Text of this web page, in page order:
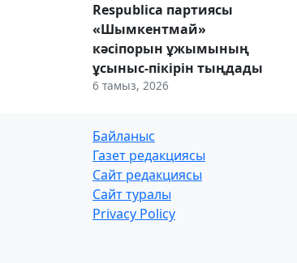
Respublica партиясы
«Шымкентмай»
кәсіпорын ұжымының
ұсыныс-пікірін тыңдады
6 тамыз, 2026
Байланыс
Газет редакциясы
Сайт редакциясы
Сайт туралы
Privacy Policy